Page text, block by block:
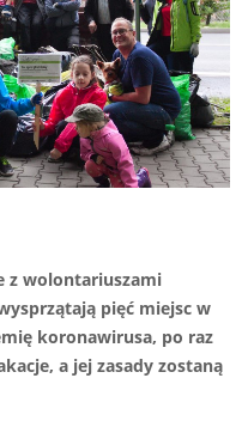
z wolontariuszami
pięć miejsc w
koronawirusa, po raz
a jej zasady zostaną